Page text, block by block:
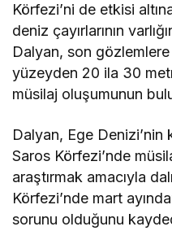
Körfezi’ni de etkisi
deniz çayırlarının
Dalyan, son
yüzeyden 20 ila 30
müsilaj oluşumunun
Dalyan, Ege
Saros Körfezi’nde
araştırmak amacıyla
Körfezi’nde mart
sorunu olduğunu